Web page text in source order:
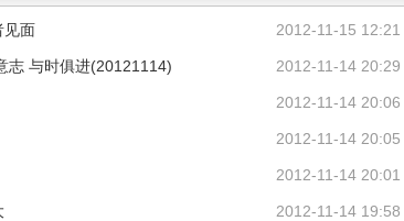
2012-11-15 12:21
见面
2012-11-14 20:29
志 与时俱进(20121114)
2012-11-14 20:06
2012-11-14 20:05
2012-11-14 20:01
2012-11-14 19:58